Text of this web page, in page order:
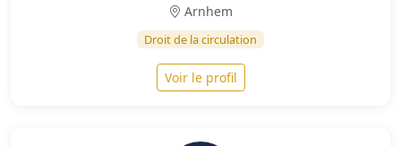
Arnhem
Droit de la circulation
Voir le profil